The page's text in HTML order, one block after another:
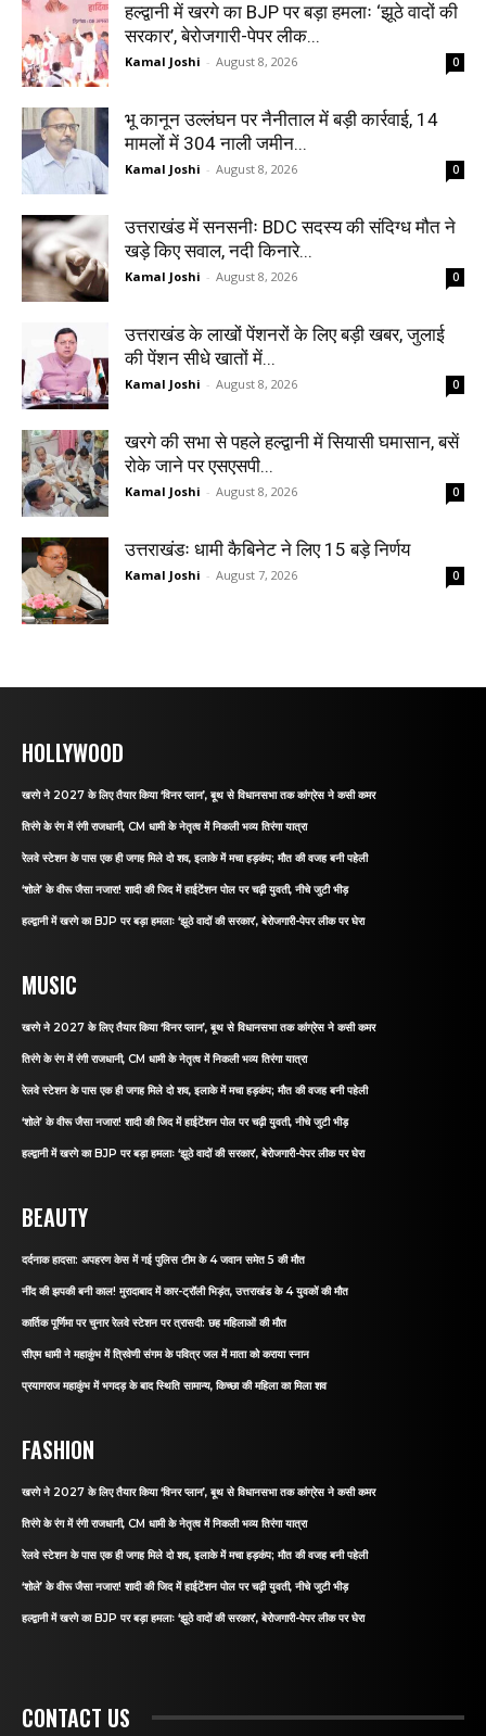
हल्द्वानी में खरगे का BJP पर बड़ा हमलाः ‘झूठे वादों की
सरकार’, बेरोजगारी-पेपर लीक...
Kamal Joshi - August 8, 2026 0
भू कानून उल्लंघन पर नैनीताल में बड़ी कार्रवाई, 14
मामलों में 304 नाली जमीन...
Kamal Joshi - August 8, 2026 0
उत्तराखंड में सनसनीः BDC सदस्य की संदिग्ध मौत ने
खड़े किए सवाल, नदी किनारे...
Kamal Joshi - August 8, 2026 0
उत्तराखंड के लाखों पेंशनरों के लिए बड़ी खबर, जुलाई
की पेंशन सीधे खातों में...
Kamal Joshi - August 8, 2026 0
खरगे की सभा से पहले हल्द्वानी में सियासी घमासान, बसें
रोके जाने पर एसएसपी...
Kamal Joshi - August 8, 2026 0
उत्तराखंडः धामी कैबिनेट ने लिए 15 बड़े निर्णय
Kamal Joshi - August 7, 2026 0
HOLLYWOOD
खरगे ने 2027 के लिए तैयार किया ‘विनर प्लान’, बूथ से विधानसभा तक कांग्रेस ने कसी कमर
तिरंगे के रंग में रंगी राजधानी, CM धामी के नेतृत्व में निकली भव्य तिरंगा यात्रा
रेलवे स्टेशन के पास एक ही जगह मिले दो शव, इलाके में मचा हड़कंप; मौत की वजह बनी पहेली
‘शोले’ के वीरू जैसा नजारा! शादी की जिद में हाईटेंशन पोल पर चढ़ी युवती, नीचे जुटी भीड़
हल्द्वानी में खरगे का BJP पर बड़ा हमलाः ‘झूठे वादों की सरकार’, बेरोजगारी-पेपर लीक पर घेरा
MUSIC
खरगे ने 2027 के लिए तैयार किया ‘विनर प्लान’, बूथ से विधानसभा तक कांग्रेस ने कसी कमर
तिरंगे के रंग में रंगी राजधानी, CM धामी के नेतृत्व में निकली भव्य तिरंगा यात्रा
रेलवे स्टेशन के पास एक ही जगह मिले दो शव, इलाके में मचा हड़कंप; मौत की वजह बनी पहेली
‘शोले’ के वीरू जैसा नजारा! शादी की जिद में हाईटेंशन पोल पर चढ़ी युवती, नीचे जुटी भीड़
हल्द्वानी में खरगे का BJP पर बड़ा हमलाः ‘झूठे वादों की सरकार’, बेरोजगारी-पेपर लीक पर घेरा
BEAUTY
दर्दनाक हादसा: अपहरण केस में गई पुलिस टीम के 4 जवान समेत 5 की मौत
नींद की झपकी बनी काल! मुरादाबाद में कार-ट्रॉली भिड़ंत, उत्तराखंड के 4 युवकों की मौत
कार्तिक पूर्णिमा पर चुनार रेलवे स्टेशन पर त्रासदी: छह महिलाओं की मौत
सीएम धामी ने महाकुंभ में त्रिवेणी संगम के पवित्र जल में माता को कराया स्नान
प्रयागराज महाकुंभ में भगदड़ के बाद स्थिति सामान्य, किच्छा की महिला का मिला शव
FASHION
खरगे ने 2027 के लिए तैयार किया ‘विनर प्लान’, बूथ से विधानसभा तक कांग्रेस ने कसी कमर
तिरंगे के रंग में रंगी राजधानी, CM धामी के नेतृत्व में निकली भव्य तिरंगा यात्रा
रेलवे स्टेशन के पास एक ही जगह मिले दो शव, इलाके में मचा हड़कंप; मौत की वजह बनी पहेली
‘शोले’ के वीरू जैसा नजारा! शादी की जिद में हाईटेंशन पोल पर चढ़ी युवती, नीचे जुटी भीड़
हल्द्वानी में खरगे का BJP पर बड़ा हमलाः ‘झूठे वादों की सरकार’, बेरोजगारी-पेपर लीक पर घेरा
CONTACT US